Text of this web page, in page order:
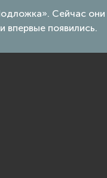
Сейчас они
впервые появились.